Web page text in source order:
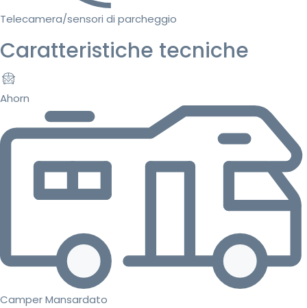
Telecamera/sensori di parcheggio
Caratteristiche tecniche
Ahorn
Camper Mansardato